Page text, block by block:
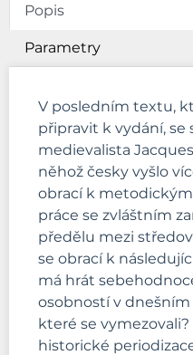
Popis
Parametry
V posledním textu,
připravit k vydání, se
medievalista
něhož česky vyšlo
obrací k
práce se zvláštním
předělu mezi
se obrací k
má hrát
osobností v
které se
historické